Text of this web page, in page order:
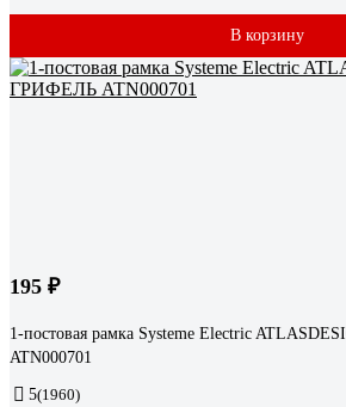
В корзину
195 ₽
1-постовая рамка Systeme Electric
ATN000701
5(1960)